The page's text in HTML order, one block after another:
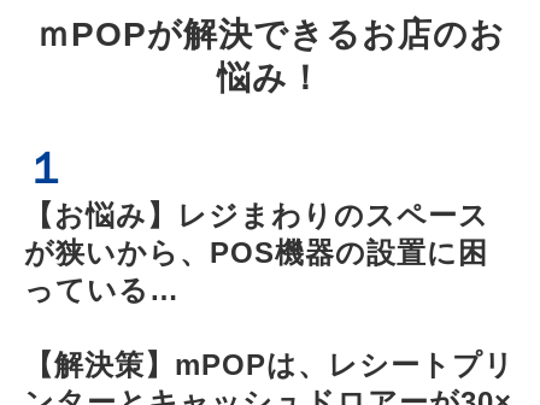
ｍPOPが解決できるお店のお
悩み！
１
【お悩み】レジまわりのスペース
が狭いから、POS機器の設置に困
っている…
【解決策】mPOPは、レシートプリ